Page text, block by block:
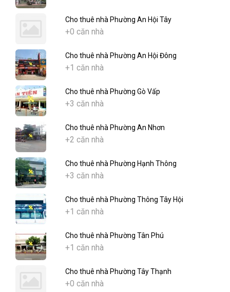
Cho thuê nhà Phường An Hội Tây
+0 căn nhà
Cho thuê nhà Phường An Hội Đông
+1 căn nhà
Cho thuê nhà Phường Gò Vấp
+3 căn nhà
Cho thuê nhà Phường An Nhơn
+2 căn nhà
Cho thuê nhà Phường Hạnh Thông
+3 căn nhà
Cho thuê nhà Phường Thông Tây Hội
+1 căn nhà
Cho thuê nhà Phường Tân Phú
+1 căn nhà
Cho thuê nhà Phường Tây Thạnh
+0 căn nhà